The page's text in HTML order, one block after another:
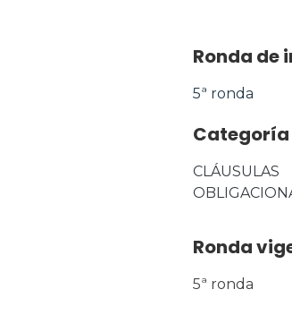
Ronda de
5ª ronda
Categoría
CLÁUSULAS
Ronda
5ª ronda